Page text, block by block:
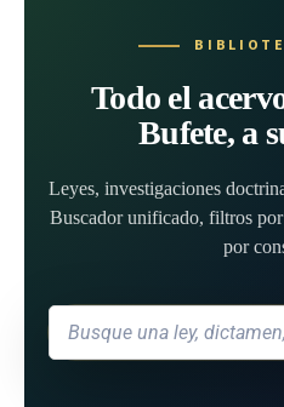
Todo el
Bufete, a
Leyes, investigaciones
Buscador unificado, filtros
por